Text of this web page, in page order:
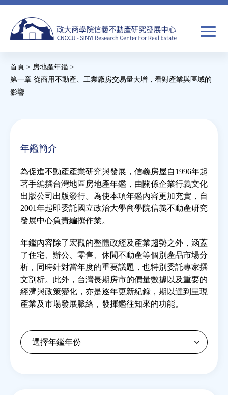
Jump
navigation
搜
尋
搜
尋
教育推廣
房市分析
研究獎勵
房地產年鑑
電子報
您
在
首頁 > 房地產年鑑 >
第一章 從商用不動產、工業廠房交易量大增，看對產業與區域的
影響
年鑑簡介
為促進不動產產業研究與發展，信義房屋自1996年起
著手編撰台灣地區房地產年鑑，由關係企業行義文化
出版公司出版發行。為使本項年鑑內容更加充實，自
2001年起即委託國立政治大學商學院信義不動產研究
發展中心負責編撰作業。
年鑑內容除了宏觀的整體政經及產業趨勢之外，涵蓋
了住宅、辦公、零售、休閒不動產等個別產品市場分
析，同時針對當年度的重要議題，也特別委託專家撰
文剖析。此外，台灣長期房市的價量數據以及重要的
經濟與政策變化，亦是逐年更新紀錄，期以達到呈現
產業及市場發展脈絡，發揮鑑往知來的功能。